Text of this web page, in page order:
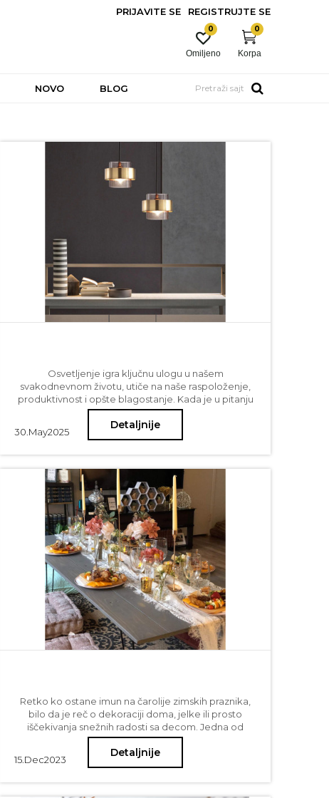
PRIJAVITE SE REGISTRUJTE SE
Korpa
0
Omiljeno
0
NOVO BLOG Pretraži sajt
30.May2025
Osvetljenje igra ključnu ulogu u našem
svakodnevnom životu, utiče na naše raspoloženje,
produktivnost i opšte blagostanje. Kada je u pitanju
stvaranje savršenog ambijenta u vašem domu ili
kancelariji, odabir pravog lustera ili viseće rasvete
može učiniti ogromnu razliku. Dobro osvetljenje ne
prostor u toplo i privlačno okruženje, čineći ga
udobnijim i funkcionalnijim za različite aktivnosti.
Štaviše, adekvatno plafonsko osvetljenje može
poslužiti kao fokusna tačka, povezujući različite
elemente vašeg dekora i stvarajući kohezivan
izgled. Imajući ovo na umu, hajde da istražimo kako
da izaberete savršenu visilicu ili luster za vaš prostor.
Detaljnije
15. Dec2023
Retko ko ostane imun na čarolije zimskih praznika,
bilo da je reč o dekoraciji doma, jelke ili prosto
iščekivanja snežnih radosti sa decom. Jedna od
stvari koja daje posebnu čar predstojećem periodu
slavlja jeste praznična trpeza. Evo naših predloga
kako da u tri laka koraka ove godine uređenje
Detaljnije